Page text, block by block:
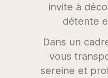
invite à
détente
Dans un
vous
sereine et